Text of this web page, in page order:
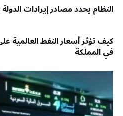
النظام يحدد مصادر إيرادات
كيف تؤثر أسعار النفط العالمية
في المملكة